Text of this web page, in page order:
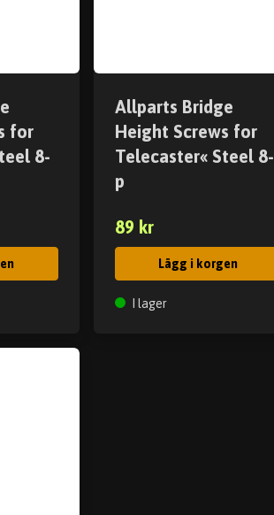
for
8-
Allparts Bridge
Height Screws for
Telecaster« Steel 8-
p
89 kr
Lägg i korgen
I lager